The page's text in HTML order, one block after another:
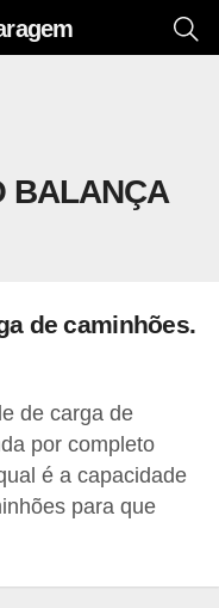
BALANÇA
de caminhões.
de carga de
por completo
é a capacidade
para que